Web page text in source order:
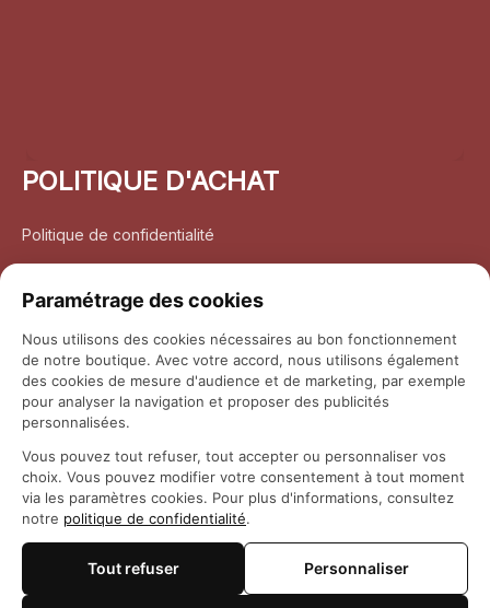
POLITIQUE D'ACHAT
Politique de confidentialité
Politique de retour et remboursement
Coordonnées
Questions fréquemment posées
© 2026 Maison Otaku
Paramétrage des cookies
Nous utilisons des cookies nécessaires au bon fonctionnement
de notre boutique. Avec votre accord, nous utilisons également
des cookies de mesure d'audience et de marketing, par exemple
pour analyser la navigation et proposer des publicités
personnalisées.
Vous pouvez tout refuser, tout accepter ou personnaliser vos
choix. Vous pouvez modifier votre consentement à tout moment
via les paramètres cookies. Pour plus d'informations, consultez
notre politique de confidentialité.
Tout refuser Personnaliser